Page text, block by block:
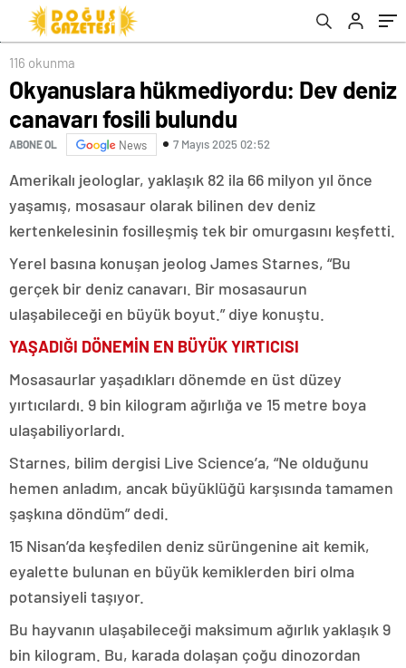
116 okunma
Okyanuslara hükmediyordu: Dev deniz
canavarı fosili bulundu
ABONE OL News 7 Mayıs 2025 02:52
Amerikalı jeologlar, yaklaşık 82 ila 66 milyon yıl önce
yaşamış, mosasaur olarak bilinen dev deniz
kertenkelesinin fosilleşmiş tek bir omurgasını keşfetti.
Yerel basına konuşan jeolog James Starnes, “Bu
gerçek bir deniz canavarı. Bir mosasaurun
ulaşabileceği en büyük boyut.” diye konuştu.
YAŞADIĞI DÖNEMİN EN BÜYÜK YIRTICISI
Mosasaurlar yaşadıkları dönemde en üst düzey
yırtıcılardı. 9 bin kilogram ağırlığa ve 15 metre boya
ulaşabiliyorlardı.
Starnes, bilim dergisi Live Science’a, “Ne olduğunu
hemen anladım, ancak büyüklüğü karşısında tamamen
şaşkına döndüm” dedi.
15 Nisan’da keşfedilen deniz sürüngenine ait kemik,
eyalette bulunan en büyük kemiklerden biri olma
potansiyeli taşıyor.
Bu hayvanın ulaşabileceği maksimum ağırlık yaklaşık 9
bin kilogram. Bu, karada dolaşan çoğu dinozordan